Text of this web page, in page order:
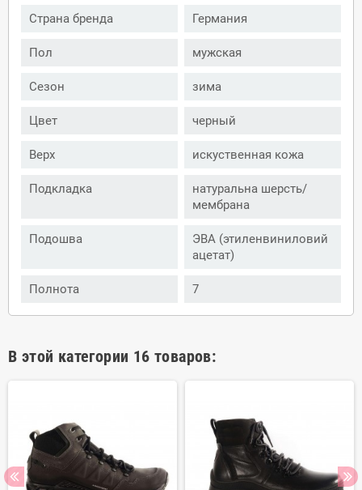
Страна бренда Германия
Пол мужская
Сезон зима
Цвет черный
Верх искуственная кожа
Подкладка
натуральна шерсть/
мембрана
Подошва
ЭВА (этиленвиниловий
ацетат)
Полнота 7
В этой категории 16 товаров: